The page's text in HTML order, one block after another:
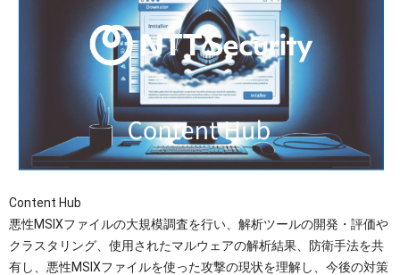
セキュリティ監視・検知
セキュリティインシデント対応・調査
サプライチェーンセキュリティ
IoTプロダクトセキュリティ
課題から探す
カタログダウンロード
Content Hub
悪性MSIXファイルの大規模調査を行い、解析ツールの開発・評価や
クラスタリング、使用されたマルウェアの解析結果、防衛手法を共
有し、悪性MSIXファイルを使った攻撃の現状を理解し、今後の対策